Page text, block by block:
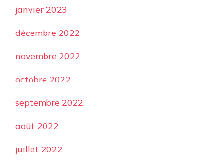
janvier 2023
décembre 2022
novembre 2022
octobre 2022
septembre 2022
août 2022
juillet 2022